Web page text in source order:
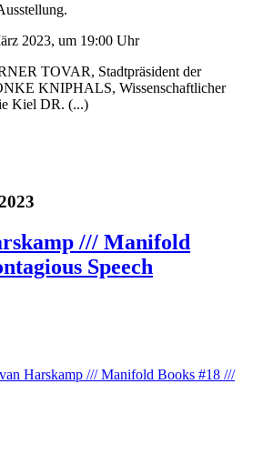
2023, um 19:00 Uhr
TOVAR, Stadtpräsident der
KNIPHALS, Wissenschaftlicher
Kiel DR. (...)
/// Manifold
Speech